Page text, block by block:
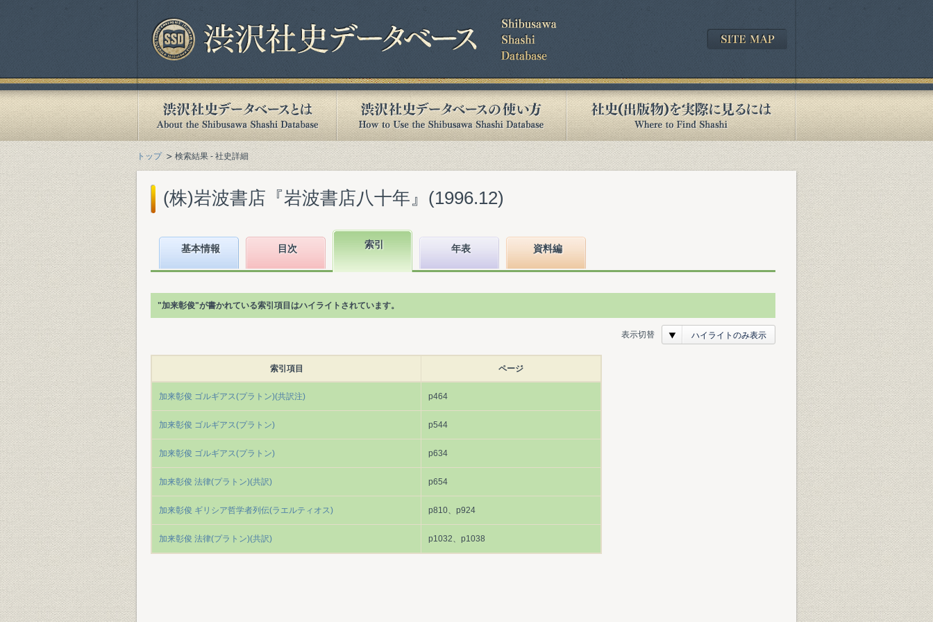
トップ 検索結果 - 社史詳細
(株)岩波書店『岩波書店八十年』(1996.12)
基本情報 目次 索引 年表 資料編
"加来彰俊"が書かれている索引項目はハイライトされています。
表示切替 ハイライトのみ表示
索引項目 ページ
加来彰俊 ゴルギアス(プラトン)(共訳注) p464
加来彰俊 ゴルギアス(プラトン) p544
加来彰俊 ゴルギアス(プラトン) p634
加来彰俊 法律(プラトン)(共訳) p654
加来彰俊 ギリシア哲学者列伝(ラエルティオス) p810、p924
加来彰俊 法律(プラトン)(共訳) p1032、p1038